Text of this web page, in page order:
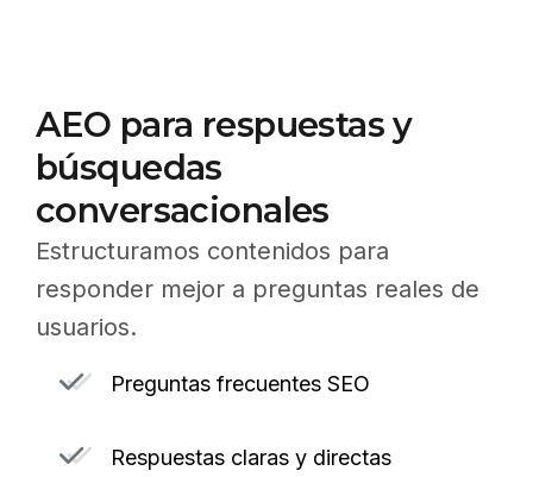
AEO para respuestas y
búsquedas
conversacionales
Estructuramos contenidos para
responder mejor a preguntas reales de
usuarios.
Preguntas frecuentes SEO
Respuestas claras y directas